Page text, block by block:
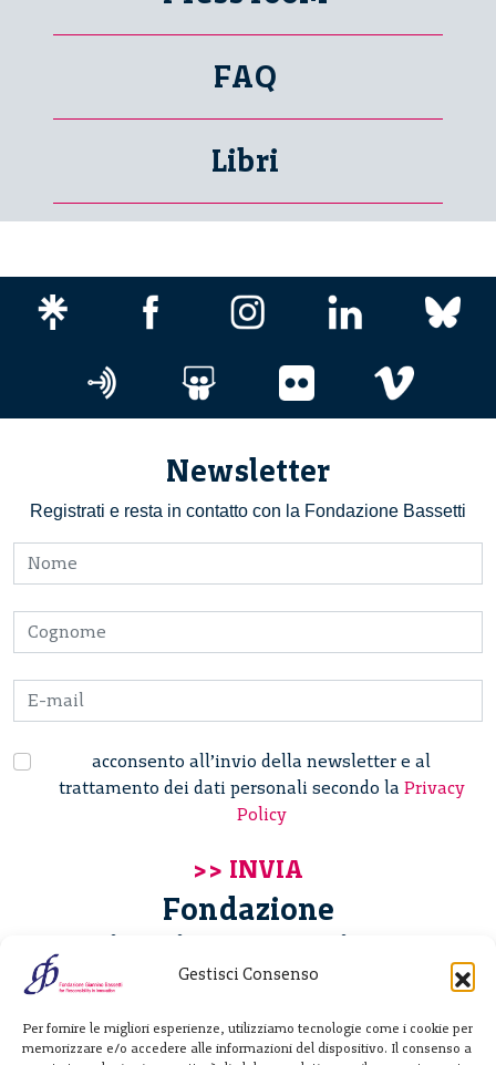
Gestisci Consenso
Per fornire le migliori esperienze, utilizziamo tecnologie come i cookie per
memorizzare e/o accedere alle informazioni del dispositivo. Il consenso a
FAQ
Libri
Newsletter
Registrati e resta in contatto con la Fondazione Bassetti
acconsento all’invio della newsletter e al
trattamento dei dati personali secondo la Privacy
Policy
Fondazione
Giannino Bassetti ETS
20122 Milano - Italia